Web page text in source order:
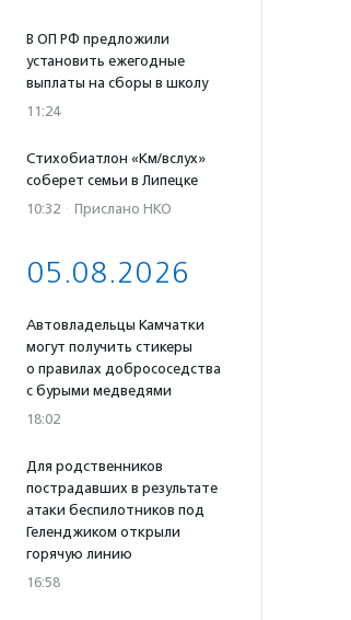
В ОП РФ предложили
установить ежегодные
выплаты на сборы в школу
11:24
Стихобиатлон «Км/вслух»
соберет семьи в Липецке
10:32 · Прислано НКО
05.08.2026
Автовладельцы Камчатки
могут получить стикеры
о правилах добрососедства
с бурыми медведями
18:02
Для родственников
пострадавших в результате
атаки беспилотников под
Геленджиком открыли
горячую линию
16:58